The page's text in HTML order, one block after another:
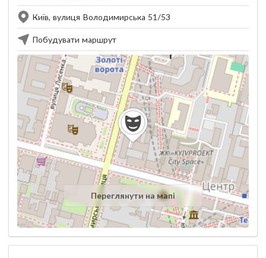
Київ, вулиця Володимирська 51/53
Побудувати маршрут
Переглянути на мапі